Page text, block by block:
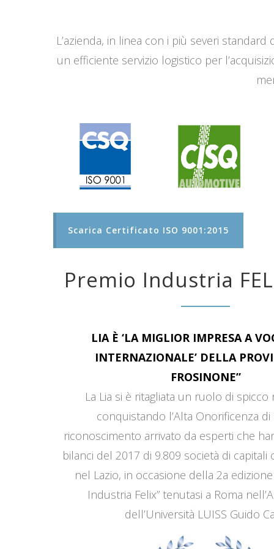
L’azienda, in linea con i più severi
un efficiente servizio logistico per
Scarica Certificato ISO 9001:2015
Premio Industria
LIA È ‘LA MIGLIOR IMPRESA A
INTERNAZIONALE’ DELLA
FROSINONE”
La Lia si è ritagliata un ruolo di
conquistando l’Alta Onorificenza di
riconoscimento arrivato da esperti che
bilanci del 2017 di 9.809 società di capitali
nel Lazio, in occasione della 2a
Industria Felix” tenutasi a Roma
dell’Università LUISS Guido